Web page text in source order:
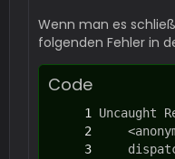
Wenn man es
folgenden Fehler in
Code